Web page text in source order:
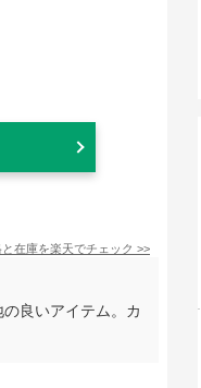
在庫を楽天でチェック >>
良いアイテム。カ